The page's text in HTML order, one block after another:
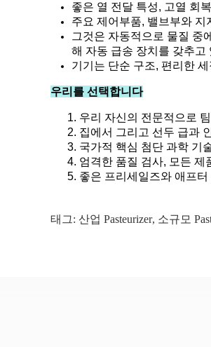
좋은 열 전달 특성, 고열 회
주요 제어부품, 밸브부와
그것은 자동적으로 물질 중
해 자동 급송 장치를 갖추고
기기는 단순 구조, 편리한
우리를 선택합니다
1. 우리 자신의 전문적으로
2. 집에서 그리고 선두 급과
3. 국가적 핵심 첨단 과학 기
4. 엄격한 품질 검사, 모든 제
5. 좋은 프리세일즈와 애프터
태그: 산업 Pasteurizer, 소규모